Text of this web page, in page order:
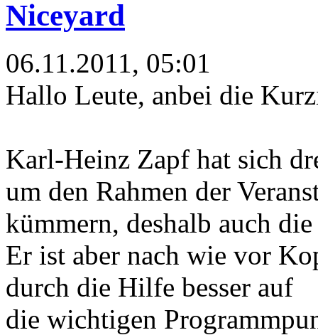
Niceyard
06.11.2011, 05:01
Hallo Leute, anbei die
Karl-Heinz Zapf hat sich
um den Rahmen der
kümmern, deshalb auch
Er ist aber nach wie vor
durch die Hilfe besser auf
die wichtigen